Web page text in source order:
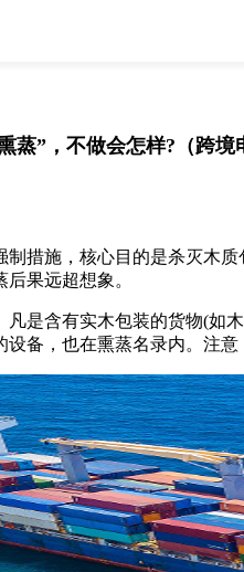
蒸”，不做会怎样?（跨境
施，核心目的是杀灭木质
果远超想象。
含有实木包装的货物(如木
备，也在熏蒸名录内。注